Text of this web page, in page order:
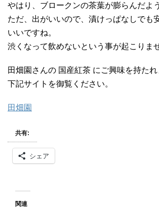
やはり、ブロークンの茶葉が膨らんだよ
ただ、出がいいので、漬けっぱなしでも
いいですね。
渋くなって飲めないという事が起こりま
田畑園さんの 国産紅茶 にご興味を持た
下記サイトを御覧ください。
田畑園
共有:
シェア
関連